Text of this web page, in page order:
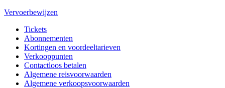
Vervoerbewijzen
Tickets
Abonnementen
Kortingen en voordeeltarieven
Verkooppunten
Contactloos betalen
Algemene reisvoorwaarden
Algemene verkoopsvoorwaarden